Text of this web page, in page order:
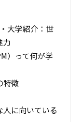
大学紹介：世
力
）って何が学
特徴
人に向いている